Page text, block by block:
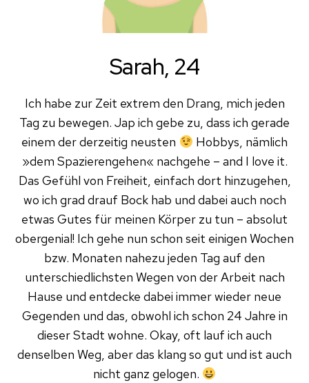
Sarah, 24
Ich habe zur Zeit extrem den Drang, mich jeden
Tag zu bewegen. Jap ich gebe zu, dass ich gerade
einem der derzeitig neusten
Hobbys, nämlich
»dem Spazierengehen« nachgehe – and I love it.
Das Gefühl von Freiheit, einfach dort hinzugehen,
wo ich grad drauf Bock hab und dabei auch noch
etwas Gutes für meinen Körper zu tun – absolut
obergenial! Ich gehe nun schon seit einigen Wochen
bzw. Monaten nahezu jeden Tag auf den
unterschiedlichsten Wegen von der Arbeit nach
Hause und entdecke dabei immer wieder neue
Gegenden und das, obwohl ich schon 24 Jahre in
dieser Stadt wohne. Okay, oft lauf ich auch
denselben Weg, aber das klang so gut und ist auch
nicht ganz gelogen.